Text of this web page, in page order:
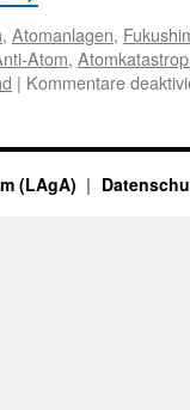
, Atomanlagen,
Atom,
| Kommentare
(LAgA)